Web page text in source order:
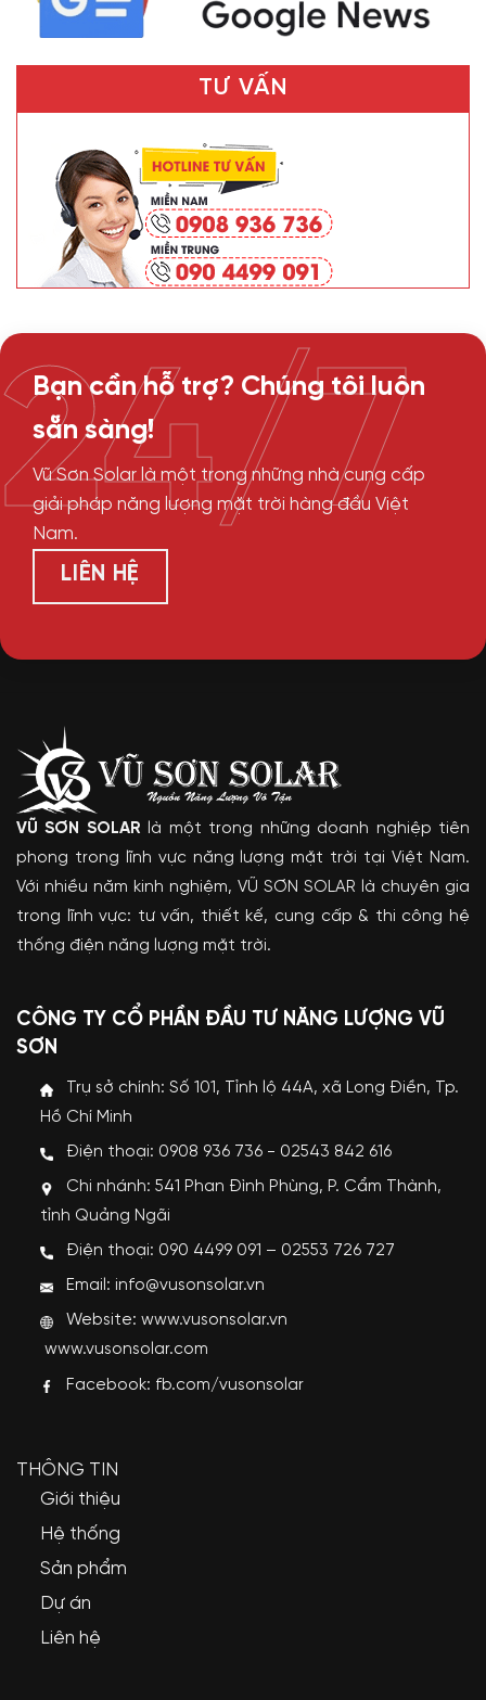
TƯ VẤN
Bạn cần hỗ trợ? Chúng tôi luôn
sẵn sàng!
Vũ Sơn Solar là một trong những nhà cung cấp
giải pháp năng lượng mặt trời hàng đầu Việt
Nam.
LIÊN HỆ
24/7
VŨ SƠN SOLAR là một trong những doanh nghiệp tiên
phong trong lĩnh vực năng lượng mặt trời tại Việt Nam.
Với nhiều năm kinh nghiệm, VŨ SƠN SOLAR là chuyên gia
trong lĩnh vực: tư vấn, thiết kế, cung cấp & thi công hệ
thống điện năng lượng mặt trời.
CÔNG TY CỔ PHẦN ĐẦU TƯ NĂNG LƯỢNG VŨ
SƠN
Trụ sở chính: Số 101, Tỉnh lộ 44A, xã Long Điền, Tp.
Hồ Chí Minh
Điện thoại: 0908 936 736 - 02543 842 616
Chi nhánh: 541 Phan Đình Phùng, P. Cẩm Thành,
tỉnh Quảng Ngãi
Điện thoại: 090 4499 091 – 02553 726 727
Email: info@vusonsolar.vn
Website:www.vusonsolar.vn
www.vusonsolar.com
Facebook: fb.com/vusonsolar
THÔNG TIN
Giới thiệu
Hệ thống
Sản phẩm
Dự án
Liên hệ